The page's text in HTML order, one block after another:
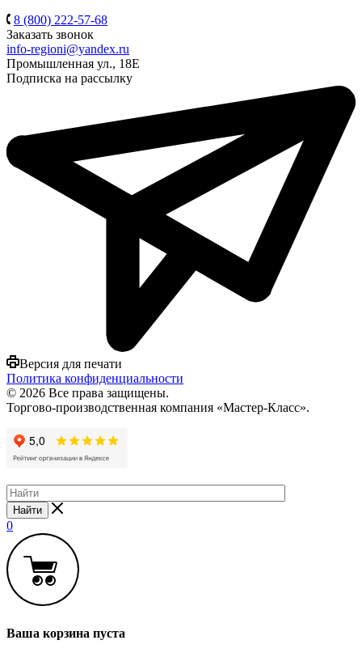
8 (800) 222-57-68
Заказать звонок
info-regioni@yandex.ru
Промышленная ул., 18Е
Подписка на рассылку
Версия для печати
Политика конфиденциальности
© 2026 Все права защищены.
Торгово-производственная компания «Мастер-Класс».
Найти
0
Ваша корзина пуста